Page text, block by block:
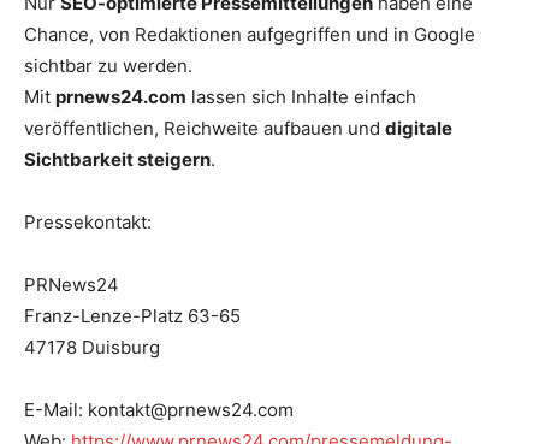
Chance, von Redaktionen aufgegriffen und in Google
sichtbar zu werden.
Mit prnews24.com lassen sich Inhalte einfach
veröffentlichen, Reichweite aufbauen und digitale
Sichtbarkeit steigern.
Pressekontakt:
PRNews24
Franz-Lenze-Platz 63-65
47178 Duisburg
E-Mail: kontakt@prnews24.com